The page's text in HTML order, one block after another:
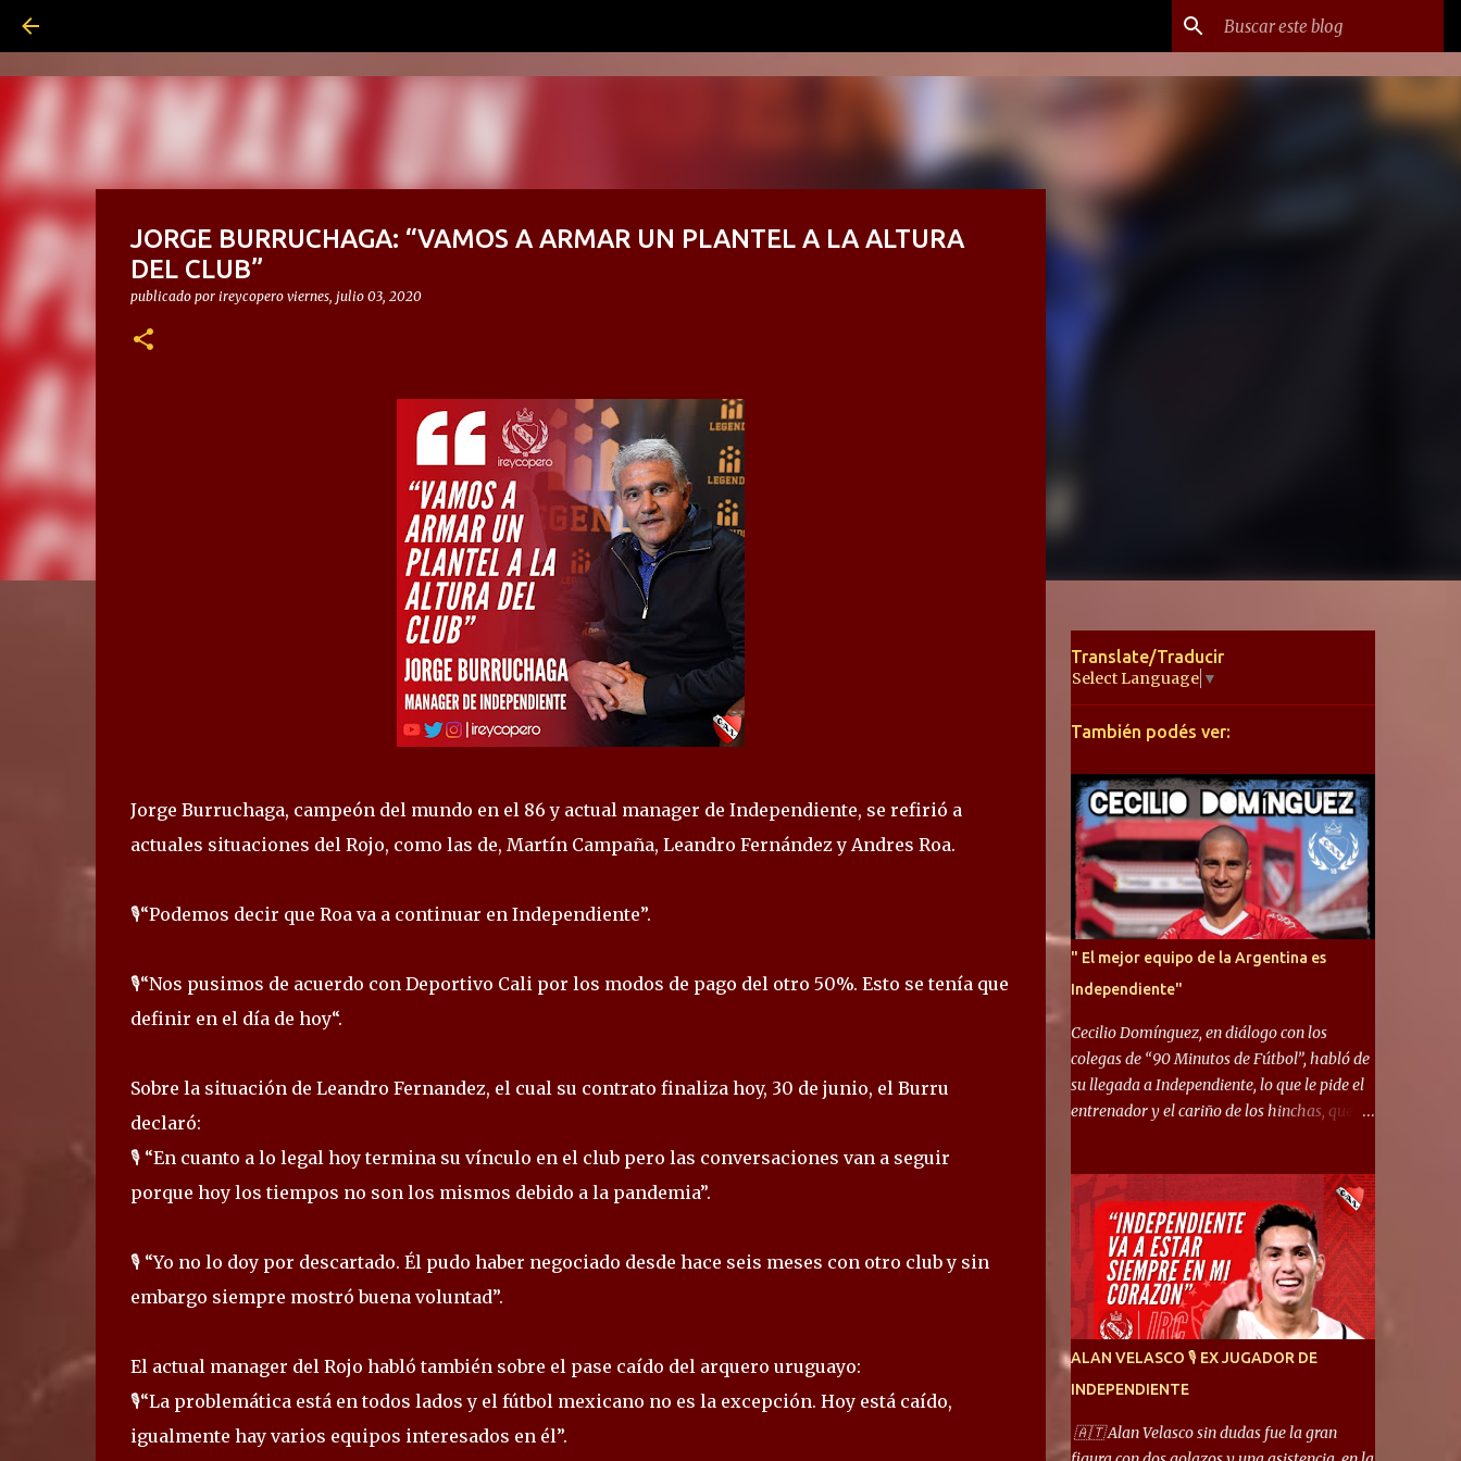
JORGE BURRUCHAGA: “VAMOS A ARMAR UN PLANTEL A LA ALTURA
DEL CLUB”
publicado por ireycopero viernes, julio 03, 2020
Jorge Burruchaga, campeón del mundo en el 86 y actual manager de Independiente, se refirió a
actuales situaciones del Rojo, como las de, Martín Campaña, Leandro Fernández y Andres Roa.
🎙“Podemos decir que Roa va a continuar en Independiente”.
🎙“Nos pusimos de acuerdo con Deportivo Cali por los modos de pago del otro 50%. Esto se tenía que
definir en el día de hoy“.
Sobre la situación de Leandro Fernandez, el cual su contrato finaliza hoy, 30 de junio, el Burru
declaró:
🎙 “En cuanto a lo legal hoy termina su vínculo en el club pero las conversaciones van a seguir
porque hoy los tiempos no son los mismos debido a la pandemia”.
🎙 “Yo no lo doy por descartado. Él pudo haber negociado desde hace seis meses con otro club y sin
embargo siempre mostró buena voluntad”.
El actual manager del Rojo habló también sobre el pase caído del arquero uruguayo:
🎙“La problemática está en todos lados y el fútbol mexicano no es la excepción. Hoy está caído,
igualmente hay varios equipos interesados en él”.
Translate/Traducir
Select Language ▼
También podés ver:
" El mejor equipo de la Argentina es
Independiente"
Cecilio Domínguez, en diálogo con los
colegas de “90 Minutos de Fútbol”, habló de
su llegada a Independiente, lo que le pide el
entrenador y el cariño de los hinchas, que se
ayuda a que me adapte rápidamente, soy un
hombre alegre y abierto. Creo que lo estoy
haciendo muy bien. Cuando llegué, llegué a
un Independiente que juega muy dinámico y
me gusta mucho. Me favorece por la forma
de jugar mía y eso también ayudó a que me
adapte”. “Me siento mejor por izquierda,
pero me gusta mucho jugar de 9, y juego sin
problemas por derecha también. Jugar de 9
y de extremo por izquierda es diferente. A mi
me gusta jugar por fuera, porque tengo mas
ALAN VELASCO 🎙 EX JUGADOR DE
INDEPENDIENTE
🇦🇹 Alan Velasco sin dudas fue la gran